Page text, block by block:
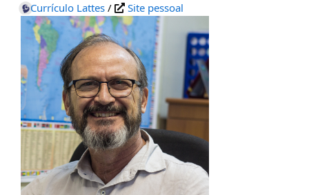
Currículo Lattes / Site pessoal